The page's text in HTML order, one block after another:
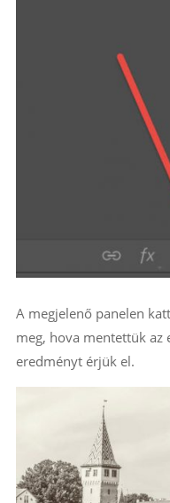
A megjelenő panelen
meg, hova mentettük az
eredményt érjük el.